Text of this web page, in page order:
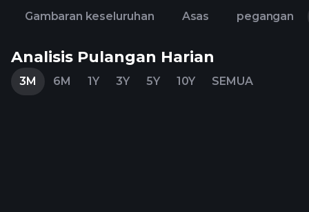
Gambaran keseluruhan Asas pegangan
Analisis Pulangan Harian
3M 6M 1Y 3Y 5Y 10Y SEMUA